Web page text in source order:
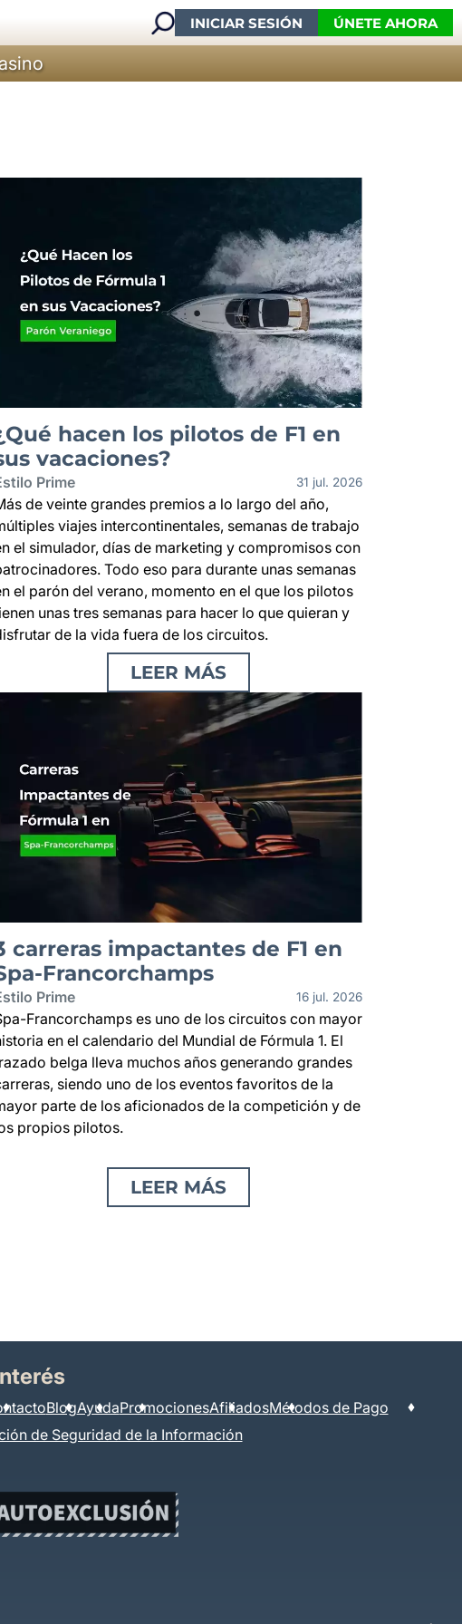
INICIAR SESIÓN ÚNETE AHORA
hacen los pilotos de F1 en
vacaciones?
Prime 31 jul. 2026
de veinte grandes premios a lo largo del año,
viajes intercontinentales, semanas de trabajo
el simulador, días de marketing y compromisos con
Todo eso para durante unas semanas
el parón del verano, momento en el que los pilotos
unas tres semanas para hacer lo que quieran y
de la vida fuera de los circuitos.
LEER MÁS
carreras impactantes de F1 en
Francorchamps
Prime 16 jul. 2026
Francorchamps es uno de los circuitos con mayor
en el calendario del Mundial de Fórmula 1. El
belga lleva muchos años generando grandes
siendo uno de los eventos favoritos de la
parte de los aficionados de la competición y de
propios pilotos.
LEER MÁS
BlogAyudaPromocionesAfiliadosMétodos de Pago
de Seguridad de la Información